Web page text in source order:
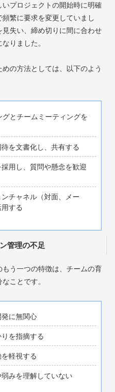
プロジェクトの開始時に明確
繁に要求を変更していまし
失い、締め切りに間に合わせ
りました。
の方法としては、以下のよう
とチームミーティングを
を文書化し、共有する
用し、質問や懸念を歓迎
チャネル（対面、メー
する
管理の不足
う一つの特徴は、チームの育
ことです。
に無関心
を指摘する
軽視する
みを理解していない